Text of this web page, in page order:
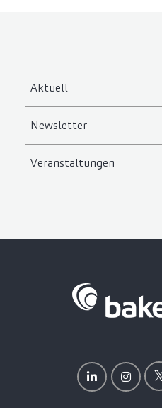
Aktuell
Newsletter
Veranstaltungen